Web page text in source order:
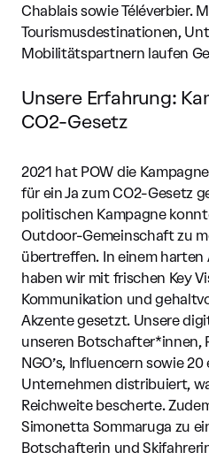
Chablais sowie Téléverbier.
Tourismusdestinationen,
Mobilitätspartnern laufen
Unsere Erfahrung:
CO2-Gesetz
2021 hat POW die
für ein Ja zum CO2-Gesetz
politischen Kampagne
Outdoor-Gemeinschaft zu
übertreffen. In einem
haben wir mit frischen Key
Kommunikation und
Akzente gesetzt. Unsere
unseren Botschafter*innen,
NGO’s, Influencern sowie
Unternehmen distribuiert,
Reichweite bescherte.
Simonetta Sommaruga zu
Botschafterin und